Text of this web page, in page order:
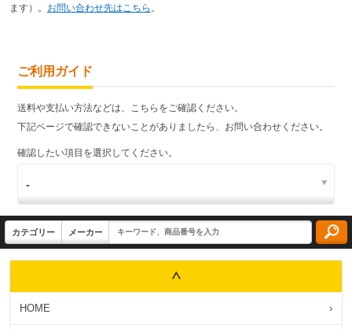
ます）。 お問い合わせ先はこちら 。
ご利用ガイド
送料や支払い方法などは、こちらをご確認ください。
下記ページで確認できないことがありましたら、お問い合わせください。
確認したい項目を選択してください。
HOME ›